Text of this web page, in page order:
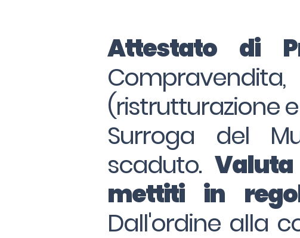
Attestato di
(ristrutturazione
Surroga del
scaduto.
mettiti in
Dall'ordine alla